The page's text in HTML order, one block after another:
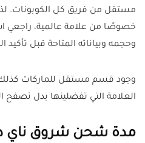
مستقل من فريق كل الكوبونات.
خصوصًا من علامة عالمية، راجعي
وحجمه وبياناته المتاحة قبل تأكيد
وجود قسم مستقل للماركات
العلامة التي تفضلينها بدل
مدة شحن شروق ناي